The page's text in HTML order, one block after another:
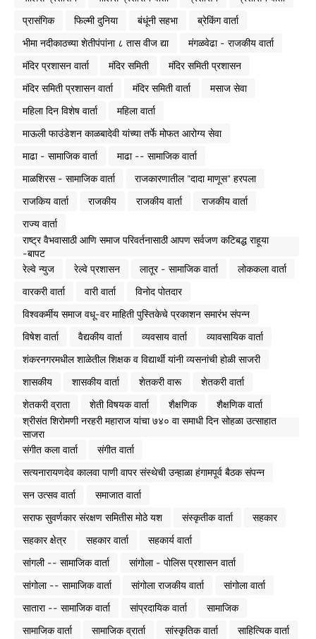
प्रासंगिक
फिल्मी दुनिया बंधूंनी सहभा
ब्रेकिंग वार्ता
भीमा नदीकाठच्या शेतीपंपांना ८ तास वीज द्या
मंगळवेढा - राजकीय वार्ता
मंदिर प्रशासन वार्ता
मंदिर समिती
मंदिर समिती प्रशासन
मंदिर समिती प्रशासन वार्ता
मंदिर समिती वार्ता
मसाज सेवा
महिला दिन विशेष वार्ता
महिला वार्ता
माऊली फाउंडेशन काळबादेवी यांच्या तर्फे मोफत आरोग्य सेवा
माढा - सामाजिक वार्ता
माढा -- सामाजिक वार्ता
माळशिरस - सामाजिक वार्ता
राजकारणातील "दादा माणूस" हरपला
राजकिय वार्ता
राजकीय राजकीय वार्ता
राजकीय वार्ता
राज्य वार्ता
राष्ट्र वैभवासाठी आणि समाज परिवर्तनासाठी आपण सर्वजण कटिबद्ध राहूया
-बापट
रेल्वे न्युज
रेल्वे प्रशासन लातूर - सामाजिक वार्ता
लोककला वार्ता
वारकरी वार्ता
वारी वार्ता
विनोद पोतदार
विश्वकर्मीय समाज वधू-वर माहिती पुस्तिकेचे प्रकाशन समारंभ संपन्न
विषेश वार्ता
वैद्यकीय वार्ता व्यवसाय वार्ता
व्यावसायिक वार्ता
शंकरनगरमधील शाळेतील शिक्षक व विद्यार्थी यांनी व्यसनांची होळी साजरी
शासकीय
शासकीय वार्ता शेतकरी वारू
शेतकरी वार्ता
शेतकरी व्राता
शेती विषयक वार्ता शैक्षणिक
शैक्षणिक वार्ता
श्रीसंत शिरोमणी नरहरी महाराज यांचा ७४० वा समाधी दिन सोहळा उत्साहात
साजरा
संगीत कला वार्ता
संगीत वार्ता
सत्यनारायणदेव कालवा पाणी वापर संस्थेची उन्हाळा हंगामपूर्व बैठक संपन्न
सन उत्सव वार्ता
समाजात वार्ता
सराफ सुवर्णकार संरक्षण समितीस मोठे यश
संस्कृतीक वार्ता
सहकार
सहकार क्षेत्र
सहकार वार्ता
सहकार्य वार्ता
सांगली -- सामाजिक वार्ता
सांगोला - पोलिस प्रशासन वार्ता
सांगोला -- सामाजिक वार्ता
सांगोला राजकीय वार्ता
सांगोला वार्ता
सातारा -- सामाजिक वार्ता
सांप्रदायिक वार्ता
सामाजिक
सामाजिक वार्ता
सामाजिक व्रार्ता सांस्कृतिक वार्ता
साहित्यिक वार्ता